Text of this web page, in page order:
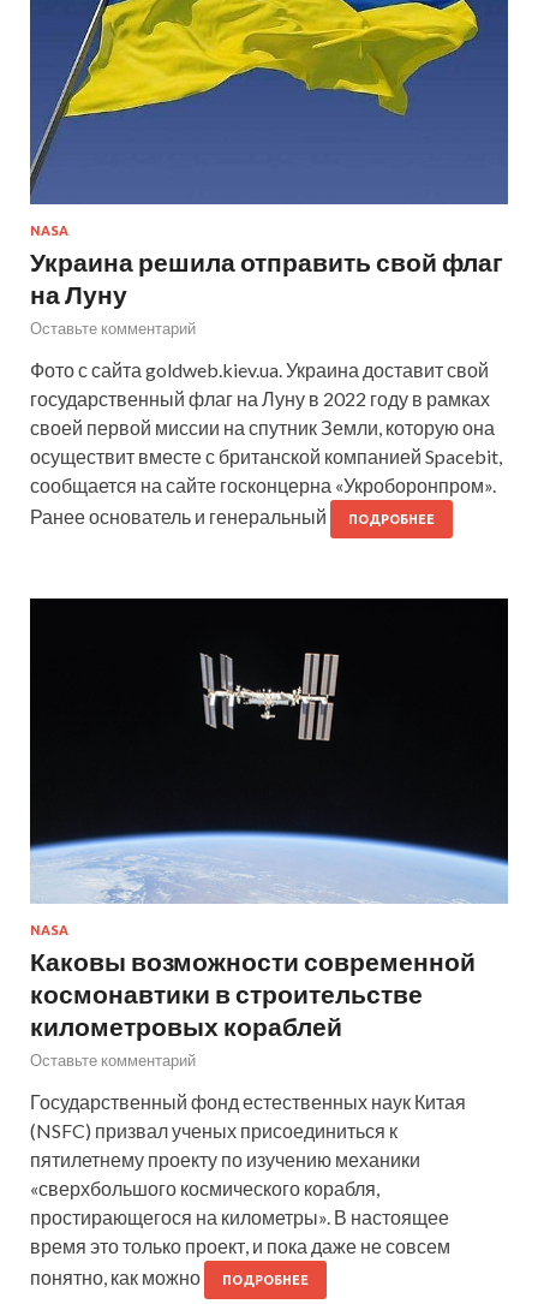
NASA
Украина решила отправить свой флаг
на Луну
Оставьте комментарий
Фото с сайта goldweb.kiev.ua. Украина доставит свой
государственный флаг на Луну в 2022 году в рамках
своей первой миссии на спутник Земли, которую она
осуществит вместе с британской компанией Spacebit,
сообщается на сайте госконцерна «Укроборонпром».
Ранее основатель и генеральный
ПОДРОБНЕЕ
NASA
Каковы возможности современной
космонавтики в строительстве
километровых кораблей
Оставьте комментарий
Государственный фонд естественных наук Китая
(NSFC) призвал ученых присоединиться к
пятилетнему проекту по изучению механики
«сверхбольшого космического корабля,
простирающегося на километры». В настоящее
время это только проект, и пока даже не совсем
понятно, как можно
ПОДРОБНЕЕ